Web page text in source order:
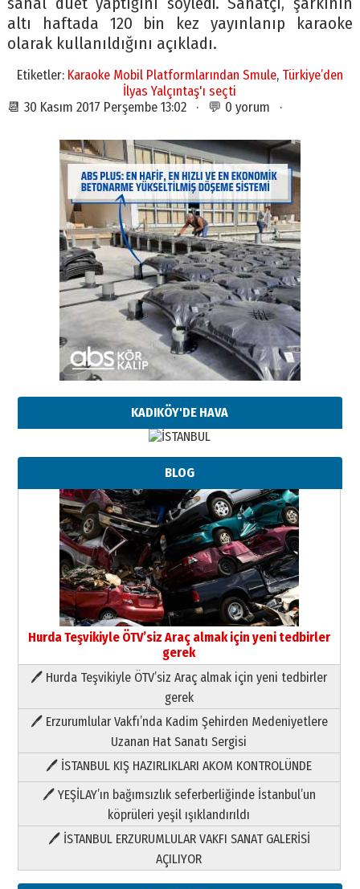
altı haftada 120 bin kez yayınlanıp karaoke
olarak kullanıldığını açıkladı.
Etiketler: Karaoke Mobil Platformlarından Smule, Türkiye’den
İlyas Yalçıntaş'ı seçti
📆 30 Kasım 2017 Perşembe 13:02 · 💬 0 yorum ·
KADIKÖY'DE HAVA
BLOG
Hurda Teşvikiyle ÖTV’siz Araç almak için yeni tedbirler
gerek
🖊 Hurda Teşvikiyle ÖTV’siz Araç almak için yeni tedbirler
gerek
🖊 Erzurumlular Vakfı’nda Kadim Şehirden Medeniyetlere
Uzanan Hat Sanatı Sergisi
🖊 İSTANBUL KIŞ HAZIRLIKLARI AKOM KONTROLÜNDE
🖊 YEŞİLAY’ın bağımsızlık seferberliğinde İstanbul’un
köprüleri yeşil ışıklandırıldı
🖊 İSTANBUL ERZURUMLULAR VAKFI SANAT GALERİSİ
AÇILIYOR
Paranın Aile Kültüründeki Yeri
03 Ağustos 2026 Pazartesi
Yıldırım Gündoğdu
HAVVA’NIN ÜÇ KIZI
09 Temmuz 2026 Perşembe
Yusuf POLAT
Şampiyonluk Sebahattin Şirin’e
yazar